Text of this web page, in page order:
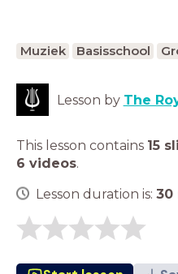
Muziek Basisschool
Lesson by The
This lesson contains 15
6 videos.
Lesson duration is: 30